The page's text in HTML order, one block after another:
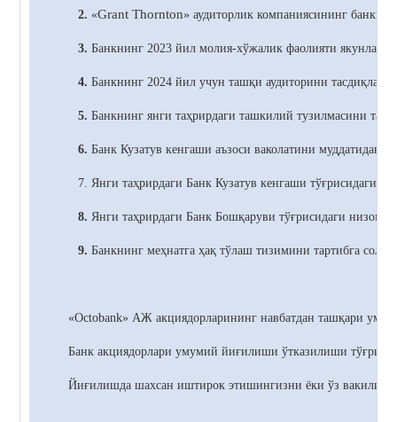
2. «Grant Thornton» аудиторлик компаниясининг
3. Банкнинг 2023 йил молия-хўжалик фаолияти якунлари
4. Банкнинг 2024 йил учун ташқи аудиторини тасдиқлаш
5. Банкнинг янги таҳрирдаги ташкилий тузилмасини
6.Банк Кузатув кенгаши аъзоси ваколатини муддатидан
7. Янги таҳрирдаги Банк Кузатув кенгаши тўғрисидаги
8.Янги таҳрирдаги Банк Бошқаруви тўғрисидаги
9. Банкнинг меҳнатга ҳақ тўлаш тизимини тартибга
«Octobank» АЖ акциядорларининг навбатдан ташқари
Банк акциядорлари умумий йиғилиши ўтказилиши
Йиғилишда шахсан иштирок этишингизни ёки ўз